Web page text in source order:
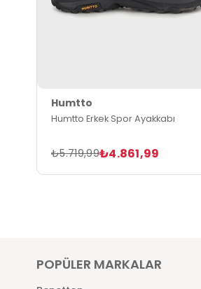
Humtto
Humtto Erkek Spor Ayakkabı
₺4.861,99
₺5.719,99
POPÜLER MARKALAR